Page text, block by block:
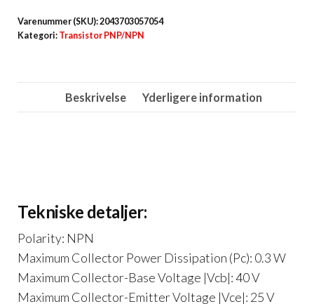
antal
Varenummer (SKU):2043703057054
Kategori: Transistor PNP/NPN
Beskrivelse Yderligere information
Tekniske detaljer:
Polarity: NPN
Maximum Collector Power Dissipation (Pc): 0.3 W
Maximum Collector-Base Voltage |Vcb|: 40 V
Maximum Collector-Emitter Voltage |Vce|: 25 V